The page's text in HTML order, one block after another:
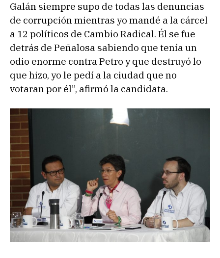
Galán siempre supo de todas las denuncias
de corrupción mientras yo mandé a la cárcel
a 12 políticos de Cambio Radical. Él se fue
detrás de Peñalosa sabiendo que tenía un
odio enorme contra Petro y que destruyó lo
que hizo, yo le pedí a la ciudad que no
votaran por él”, afirmó la candidata.